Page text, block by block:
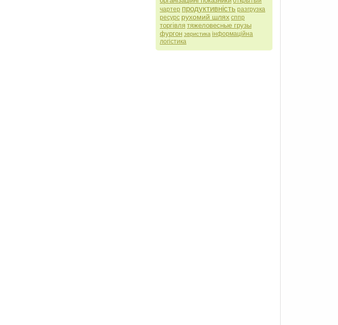
чартер продуктивність разгрузка
ресурс рухомий шлях сппр
торгівля тяжеловесные грузы
фургон эвристика інформаційна
логістика